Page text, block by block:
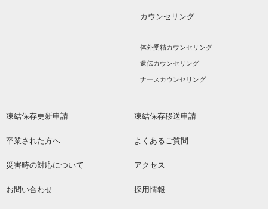
カウンセリング
体外受精カウンセリング
遺伝カウンセリング
ナースカウンセリング
凍結保存更新申請 凍結保存移送申請
卒業された方へ よくあるご質問
災害時の対応について アクセス
お問い合わせ 採用情報